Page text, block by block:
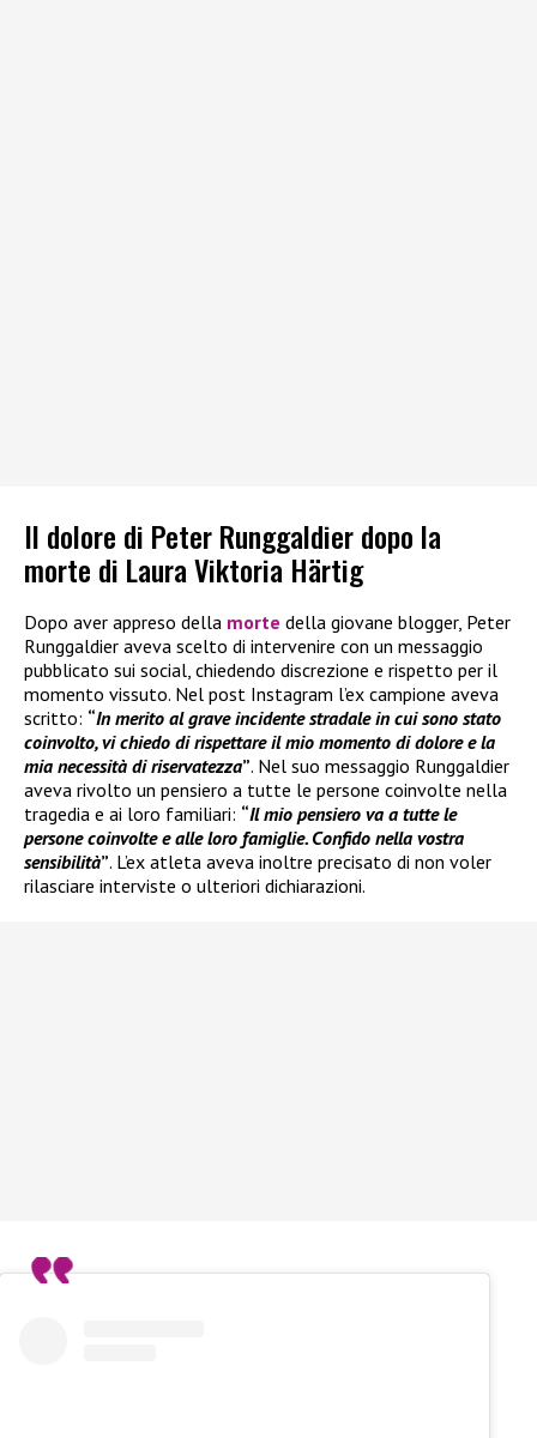
Il dolore di Peter Runggaldier dopo la
morte di Laura Viktoria Härtig
Dopo aver appreso della morte della giovane blogger, Peter
Runggaldier aveva scelto di intervenire con un messaggio
pubblicato sui social, chiedendo discrezione e rispetto per il
momento vissuto. Nel post Instagram l’ex campione aveva
scritto: “In merito al grave incidente stradale in cui sono stato
coinvolto, vi chiedo di rispettare il mio momento di dolore e la
mia necessità di riservatezza”. Nel suo messaggio Runggaldier
aveva rivolto un pensiero a tutte le persone coinvolte nella
tragedia e ai loro familiari: “Il mio pensiero va a tutte le
persone coinvolte e alle loro famiglie. Confido nella vostra
sensibilità”. L’ex atleta aveva inoltre precisato di non voler
rilasciare interviste o ulteriori dichiarazioni.